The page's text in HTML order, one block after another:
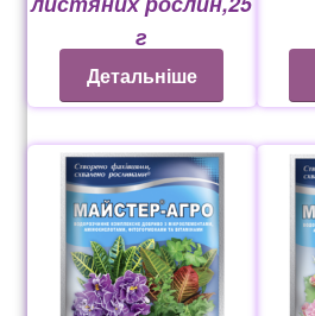
Рахунок 936
счет 1650
счет 300
счет 3235
счет 545
г
18грн
Детальніше